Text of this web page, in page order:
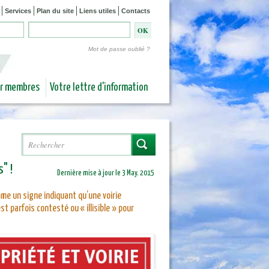
Services Plan du site Liens utiles Contacts
Mot de passe oublié ?
membres Votre lettre d'information
Formulaire de recherche
Rechercher
! Dernière mise à jour le 3 May. 2015
un signe indiquant qu’une voirie
parfois contesté ou « illisible » pour